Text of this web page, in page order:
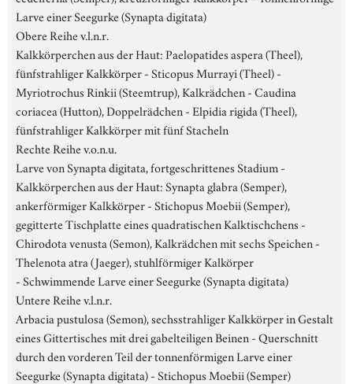
Larve einer Seegurke (Synapta digitata)
Obere Reihe v.l.n.r.
Kalkkörperchen aus der Haut: Paelopatides aspera (Theel),
fünfstrahliger Kalkkörper - Sticopus Murrayi (Theel) -
Myriotrochus Rinkii (Steemtrup), Kalkrädchen - Caudina
coriacea (Hutton), Doppelrädchen - Elpidia rigida (Theel),
fünfstrahliger Kalkkörper mit fünf Stacheln
Rechte Reihe v.o.n.u.
Larve von Synapta digitata, fortgeschrittenes Stadium -
Kalkkörperchen aus der Haut: Synapta glabra (Semper),
ankerförmiger Kalkkörper - Stichopus Moebii (Semper),
gegitterte Tischplatte eines quadratischen Kalktischchens -
Chirodota venusta (Semon), Kalkrädchen mit sechs Speichen -
Thelenota atra (Jaeger), stuhlförmiger Kalkörper
- Schwimmende Larve einer Seegurke (Synapta digitata)
Untere Reihe v.l.n.r.
Arbacia pustulosa (Semon), sechsstrahliger Kalkkörper in Gestalt
eines Gittertisches mit drei gabelteiligen Beinen - Querschnitt
durch den vorderen Teil der tonnenförmigen Larve einer
Seegurke (Synapta digitata) - Stichopus Moebii (Semper)